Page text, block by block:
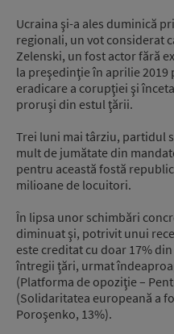
Ucraina şi-a ales duminică
regionali, un vot considerat
Zelenski, un fost actor fără
la preşedinţie în aprilie
eradicare a corupţiei şi
proruşi din estul ţării.
Trei luni mai târziu, partidul
mult de jumătate din
pentru această fostă
milioane de locuitori.
În lipsa unor schimbări
diminuat şi, potrivit unui
este creditat cu doar 17%
întregii ţări, urmat
(Platforma de opoziţie –
(Solidaritatea europeană a
Poroşenko, 13%).